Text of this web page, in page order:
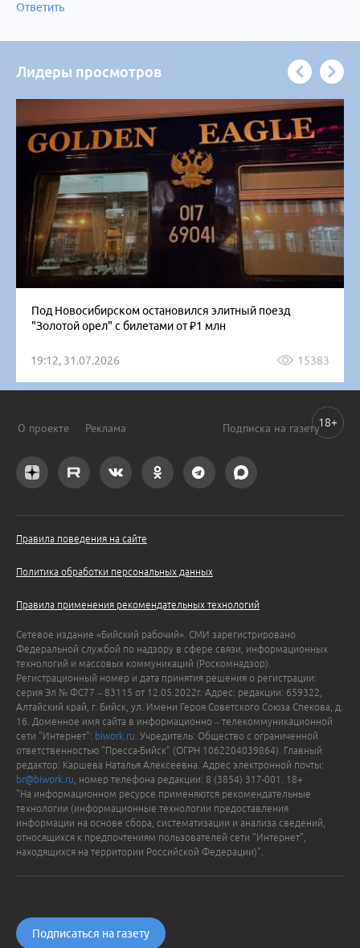
Ответить
Лидеры просмотров
Под Новосибирском остановился элитный поезд
"Золотой орел" с билетами от ₽1 млн
19:12, 31.07.2026 15383
О проекте Реклама Подписка на газету
Правила поведения на сайте
Политика обработки персональных данных
Правила применения рекомендательных технологий
Сетевое издание «Бийский рабочий». СМИ зарегистрировано
Федеральной службой по надзору в сфере связи, информационных
технологий и массовых коммуникаций (Роскомнадзор).
Регистрационный номер и дата принятия решения о регистрации:
серия Эл № ФС77 – 83115 от 12.05.2022г. Адрес: редакции: 659322,
Алтайский край, г. Бийск, ул. Имени Героя Советского Союза Спекова, д.
16. Доменное имя сайта в информационно – телекоммуникационной
сети "Интернет": biwork.ru . Учредитель: Общество с ограниченной
ответственностью "Пресса-Бийск" (ОГРН 1062204039864). Главный
редактор: Каршева Наталья Алексеевна. Адрес электронной почты:
br@biwork.ru , номер телефона редакции: 8 (3854) 317-001. 18+
"На информационном ресурсе применяются рекомендательные
технологии (информационные технологии предоставления
информации на основе сбора, систематизации и анализа сведений,
относящихся к предпочтениям пользователей сети "Интернет",
находящихся на территории Российской Федерации)".
Подписаться на газету
18+